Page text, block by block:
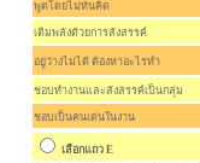
พูดโดยไม่ทันคิด
เติมพลังด้วยการสังสรรค์
อยู่ว่างไม่ได้ ต้องหาอะไรทำ
ชอบทำงานและสังสรรค์เป็นกลุ่ม
ชอบเป็นคนเด่นในงาน
เลือกแถว E